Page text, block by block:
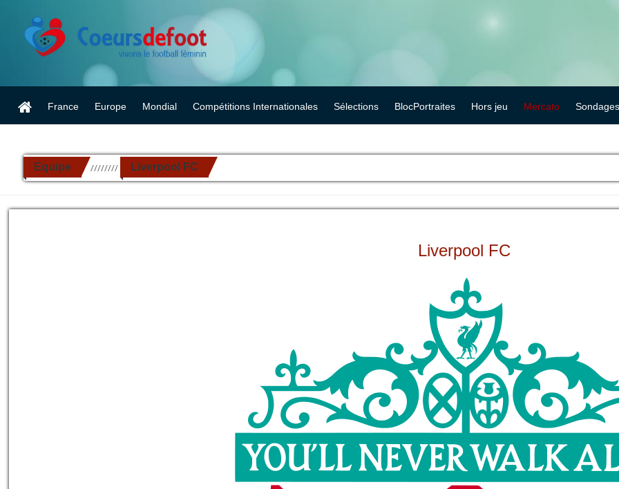
France Europe Mondial Compétitions Internationales Sélections BlocPortraites Hors jeu Mercato
Equipe ////////// Liverpool FC
Liverpool FC